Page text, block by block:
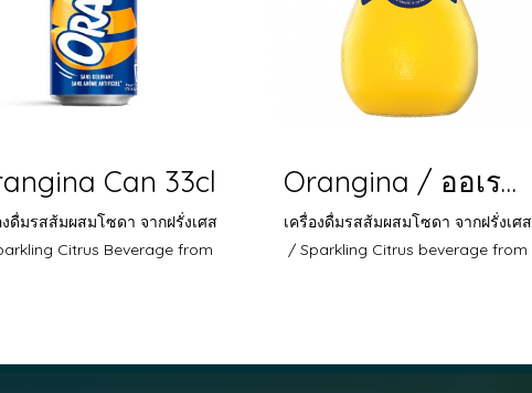
Can 33cl
งดื่มรสส้มผสมโซดา จากฝรั่งเศส
Citrus Beverage from
Orangina / ออเรนจิน่า 25cl
เครื่องดื่มรสส้มผสมโซดา จากฝรั่งเศส
/ Sparkling Citrus beverage from